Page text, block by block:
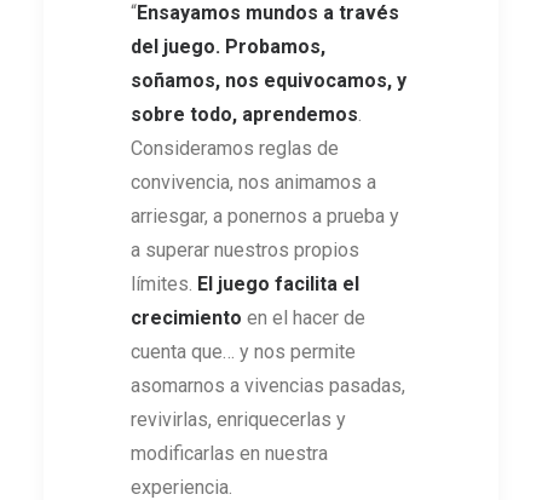
“Ensayamos mundos a través
del juego. Probamos,
soñamos, nos equivocamos, y
sobre todo, aprendemos.
Consideramos reglas de
convivencia, nos animamos a
arriesgar, a ponernos a prueba y
a superar nuestros propios
límites. El juego facilita el
crecimiento en el hacer de
cuenta que… y nos permite
asomarnos a vivencias pasadas,
revivirlas, enriquecerlas y
modificarlas en nuestra
experiencia.